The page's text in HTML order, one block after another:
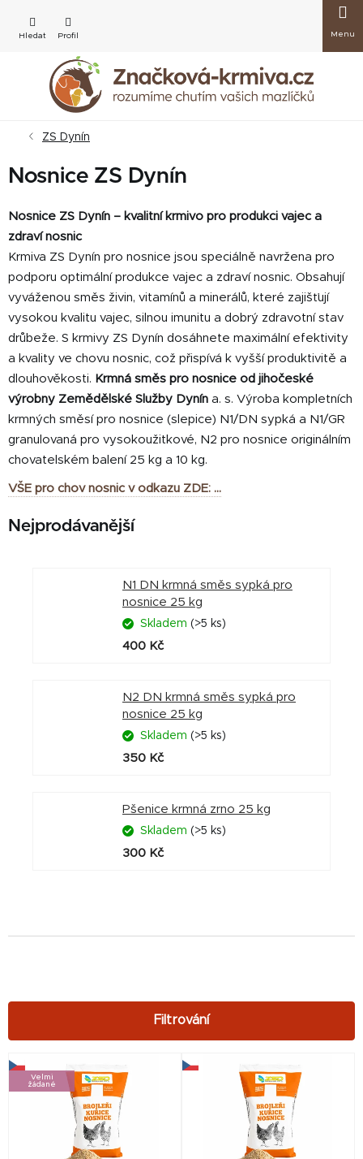
obsah
košík
ZS Dynín
Nosnice ZS Dynín
Nosnice ZS Dynín – kvalitní krmivo pro produkci vajec a
zdraví nosnic
Krmiva ZS Dynín pro nosnice jsou speciálně navržena pro
podporu optimální produkce vajec a zdraví nosnic. Obsahují
vyváženou směs živin, vitamínů a minerálů, které zajišťují
vysokou kvalitu vajec, silnou imunitu a dobrý zdravotní stav
drůbeže. S krmivy ZS Dynín dosáhnete maximální efektivity
a kvality ve chovu nosnic, což přispívá k vyšší produktivitě a
dlouhověkosti. Krmná směs pro nosnice od jihočeské
výrobny Zemědělské Služby Dynín a. s. Výroba kompletních
krmných směsí pro nosnice (slepice) N1/DN sypká a N1/GR
granulovaná pro vysokoužitkové, N2 pro nosnice originálním
chovatelském balení 25 kg a 10 kg.
VŠE pro chov nosnic v odkazu ZDE: ...
Nejprodávanější
N1 DN krmná směs sypká pro
nosnice 25 kg
Skladem (>5 ks)
400 Kč
N2 DN krmná směs sypká pro
nosnice 25 kg
Skladem (>5 ks)
350 Kč
Pšenice krmná zrno 25 kg
Skladem (>5 ks)
300 Kč
V
ý
Velmi
žádané